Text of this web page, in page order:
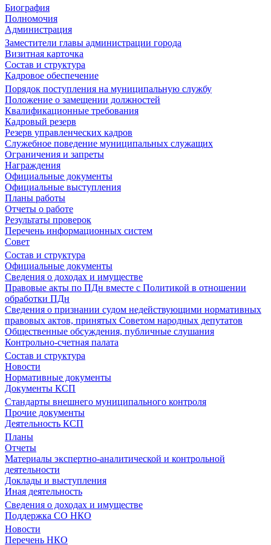
Биография
Полномочия
Администрация
Заместители главы администрации города
Визитная карточка
Состав и структура
Кадровое обеспечение
Порядок поступления на муниципальную службу
Положение о замещении должностей
Квалификационные требования
Кадровый резерв
Резерв управленческих кадров
Служебное поведение муниципальных служащих
Ограничения и запреты
Награждения
Официальные документы
Официальные выступления
Планы работы
Отчеты о работе
Результаты проверок
Перечень информационных систем
Совет
Состав и структура
Официальные документы
Сведения о доходах и имуществе
Правовые акты по ПДн вместе с Политикой в отношении
обработки ПДн
Сведения о признании судом недействующими нормативных
правовых актов, принятых Советом народных депутатов
Общественные обсуждения, публичные слушания
Контрольно-счетная палата
Состав и структура
Новости
Нормативные документы
Документы КСП
Стандарты внешнего муниципального контроля
Прочие документы
Деятельность КСП
Планы
Отчеты
Материалы экспертно-аналитической и контрольной
деятельности
Доклады и выступления
Иная деятельность
Сведения о доходах и имуществе
Поддержка СО НКО
Новости
Перечень НКО